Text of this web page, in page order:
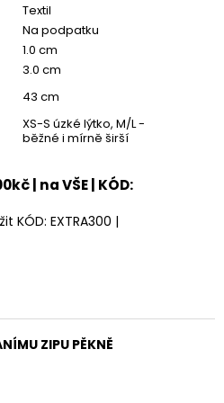
Textil
Na podpatku
1.0 cm
3.0 cm
43 cm
XS-S úzké lýtko, M/L -
běžné i mírně širší
| na VŠE | KÓD:
KÓD: EXTRA300 |
ZIPU PĚKNĚ